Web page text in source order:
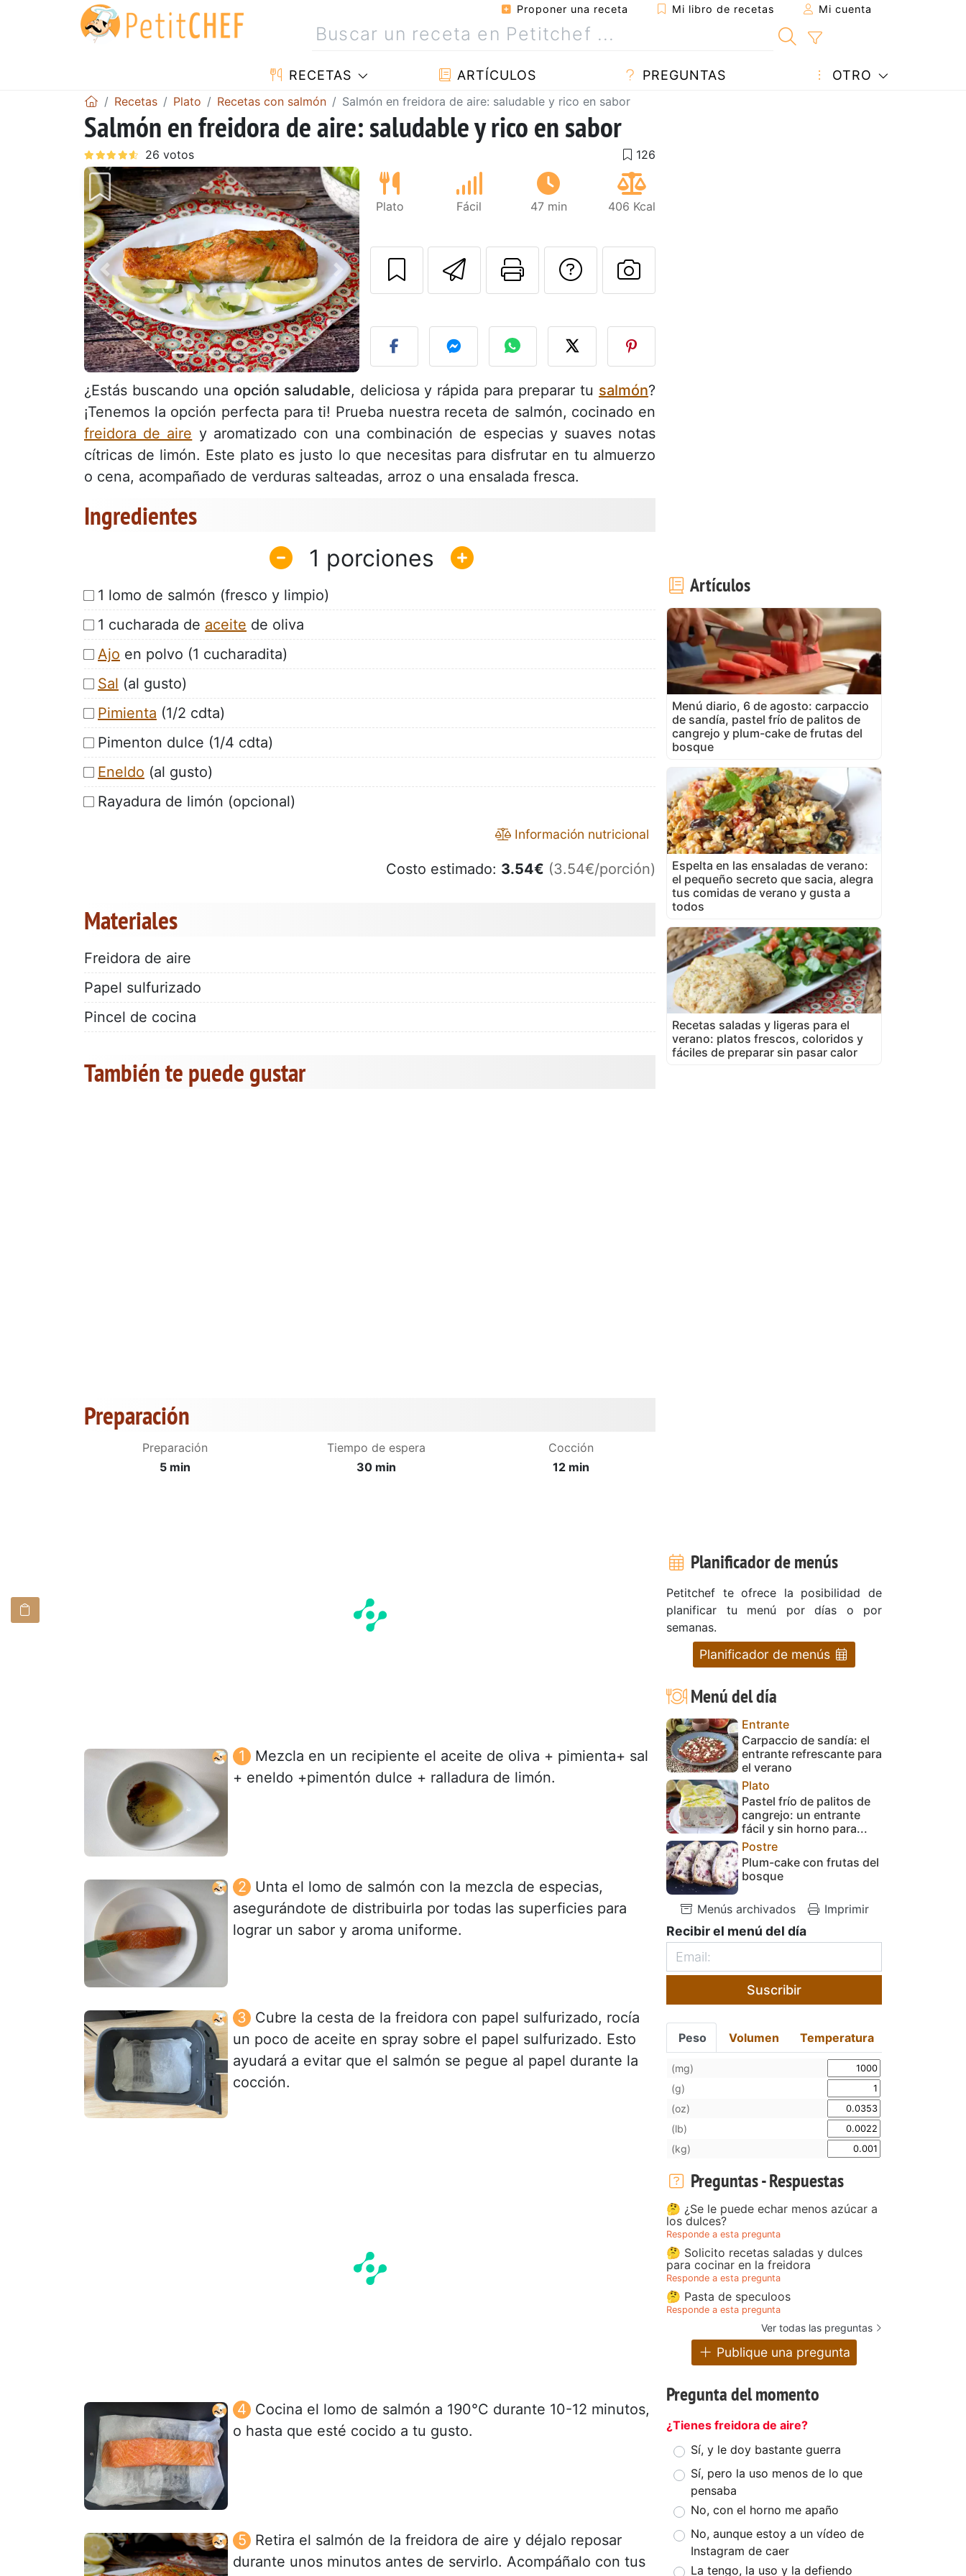
Proponer una receta Mi libro de recetas Mi cuenta
RECETAS ARTÍCULOS PREGUNTAS OTRO
Recetas Plato Recetas con salmón Salmón en freidora de aire: saludable y rico en sabor
Salmón en freidora de aire: saludable y rico en sabor
Anterior Siguiente
Plato Fácil 47 min 406 Kcal
Enviar esta receta a un amigo
Imprimir esta página
Preguntar al autor
Publicar la foto de esta receta
¿Estás buscando una opción saludable, deliciosa y rápida para preparar tu salmón?
¡Tenemos la opción perfecta para ti! Prueba nuestra receta de salmón, cocinado en
freidora de aire y aromatizado con una combinación de especias y suaves notas
cítricas de limón. Este plato es justo lo que necesitas para disfrutar en tu almuerzo
o cena, acompañado de verduras salteadas, arroz o una ensalada fresca.
Ingredientes
1
1 lomo de salmón (fresco y limpio)
1 cucharada de aceite de oliva
Ajo en polvo (1 cucharadita)
Sal (al gusto)
Pimienta (1/2 cdta)
Pimenton dulce (1/4 cdta)
Eneldo (al gusto)
Rayadura de limón (opcional)
Información nutricional
Costo estimado: 3.54€ (3.54€/porción)
Materiales
Freidora de aire
Papel sulfurizado
Pincel de cocina
También te puede gustar
Preparación
Preparación
5 min
Tiempo de espera
30 min
Cocción
12 min
Mezcla en un recipiente el aceite de oliva + pimienta+ sal
+ eneldo +pimentón dulce + ralladura de limón.
Unta el lomo de salmón con la mezcla de especias,
asegurándote de distribuirla por todas las superficies para
lograr un sabor y aroma uniforme.
Cubre la cesta de la freidora con papel sulfurizado, rocía
un poco de aceite en spray sobre el papel sulfurizado. Esto
ayudará a evitar que el salmón se pegue al papel durante la
cocción.
Cocina el lomo de salmón a 190°C durante 10-12 minutos,
o hasta que esté cocido a tu gusto.
Retira el salmón de la freidora de aire y déjalo reposar
durante unos minutos antes de servirlo. Acompáñalo con tus
Artículos
Menú diario, 6 de agosto: carpaccio
de sandía, pastel frío de palitos de
cangrejo y plum-cake de frutas del
bosque
Espelta en las ensaladas de verano:
el pequeño secreto que sacia, alegra
tus comidas de verano y gusta a
todos
Recetas saladas y ligeras para el
verano: platos frescos, coloridos y
fáciles de preparar sin pasar calor
Planificador de menús
Petitchef te ofrece la posibilidad de
planificar tu menú por días o por
semanas.
Planificador de menús
Menú del día
Entrante
Carpaccio de sandía: el
entrante refrescante para
el verano
Plato
Pastel frío de palitos de
cangrejo: un entrante
fácil y sin horno para...
Postre
Plum-cake con frutas del
bosque
Menús archivados Imprimir
Recibir el menú del día
Suscribir
Peso Volumen Temperatura
(mg)
(g)
(oz)
(lb)
(kg)
Preguntas - Respuestas
🤔 ¿Se le puede echar menos azúcar a
los dulces?
Responde a esta pregunta
🤔 Solicito recetas saladas y dulces
para cocinar en la freidora
Responde a esta pregunta
🤔 Pasta de speculoos
Responde a esta pregunta
Ver todas las preguntas
Publique una pregunta
Pregunta del momento
¿Tienes freidora de aire?
Sí, y le doy bastante guerra
Sí, pero la uso menos de lo que
pensaba
No, con el horno me apaño
No, aunque estoy a un vídeo de
Instagram de caer
La tengo, la uso y la defiendo